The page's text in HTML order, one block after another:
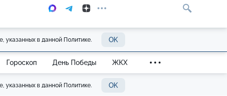
указанных в данной Политике. OK
Гороскоп День Победы ЖКХ
указанных в данной Политике. OK